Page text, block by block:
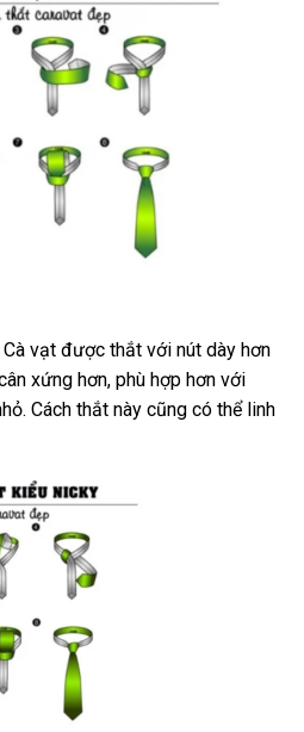
vạt được thắt với nút dày hơn
xứng hơn, phù hợp hơn với
Cách thắt này cũng có thể linh